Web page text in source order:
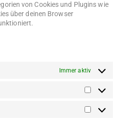
von Cookies und Plugins wie
über deinen Browser
Immer aktiv